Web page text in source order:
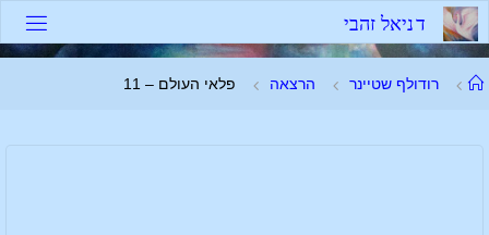
דניאל זהבי
רודולף שטיינר הרצאה פלאי העולם – 11